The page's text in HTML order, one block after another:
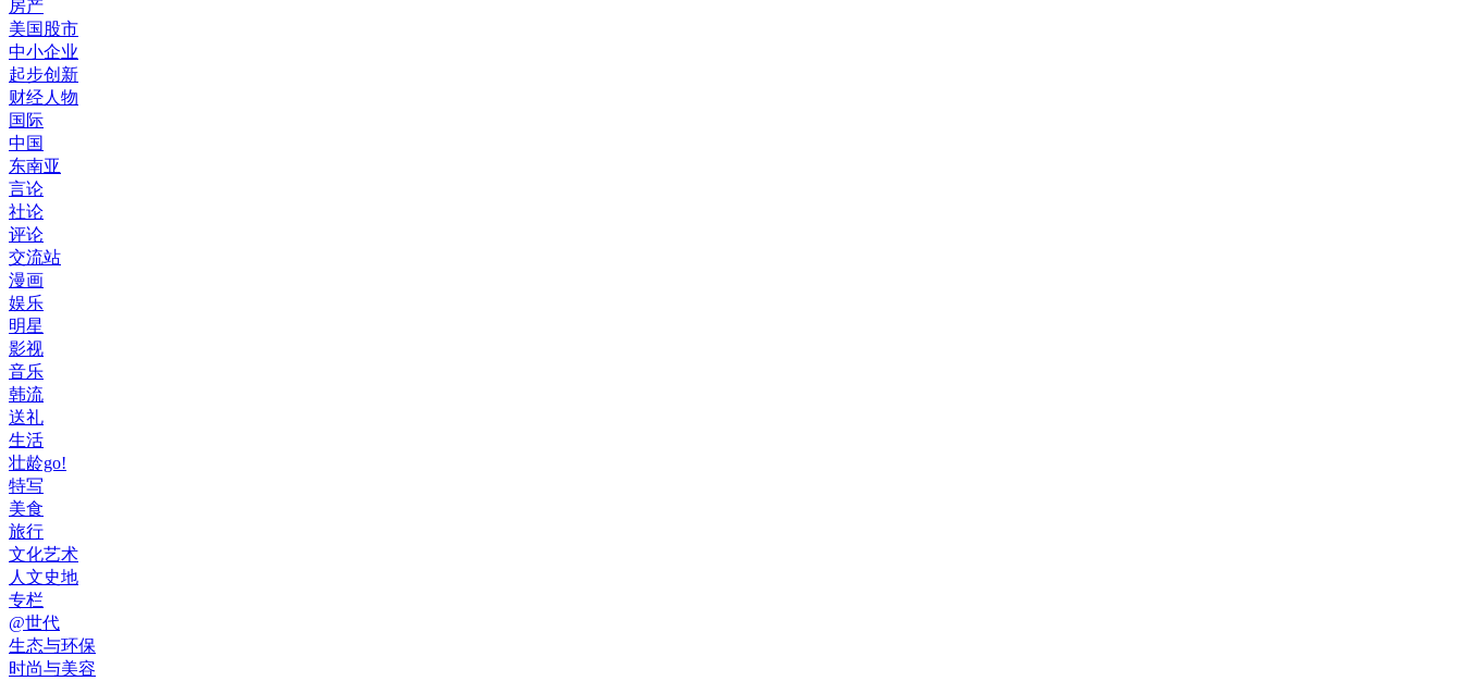
房产
美国股市
中小企业
起步创新
财经人物
国际
中国
东南亚
言论
社论
评论
交流站
漫画
娱乐
明星
影视
音乐
韩流
送礼
生活
壮龄go!
特写
美食
旅行
文化艺术
人文史地
专栏
@世代
生态与环保
时尚与美容